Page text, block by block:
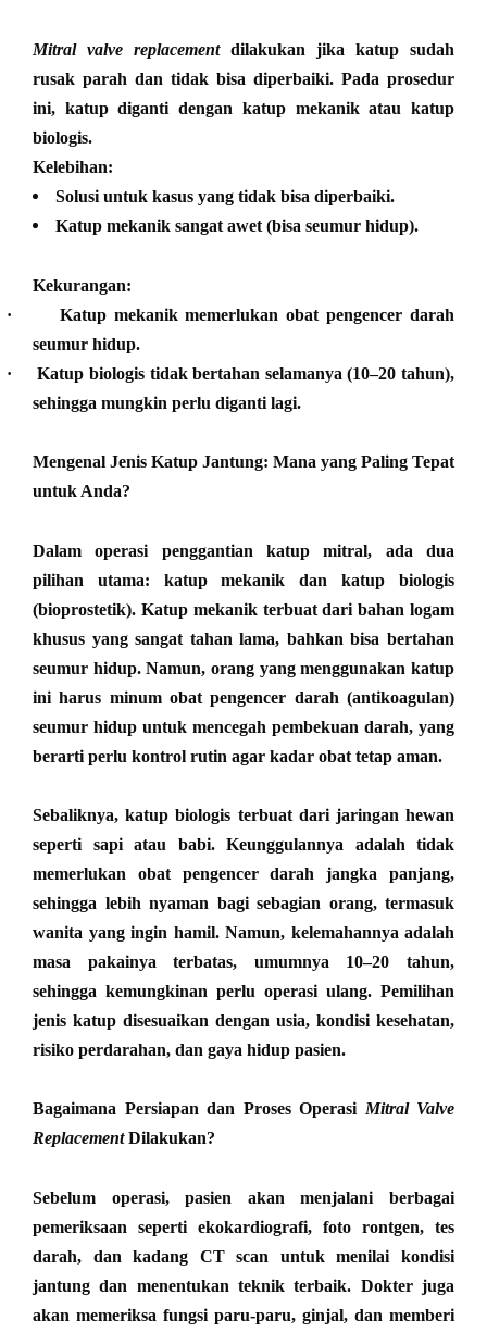
Mitral valve replacementdilakukan jika katup sudah
rusak parah dan tidak bisa diperbaiki. Pada prosedur
ini, katup diganti dengan katup mekanik atau katup
biologis.
Kelebihan:
Solusi untuk kasus yang tidak bisa diperbaiki.
Katup mekanik sangat awet (bisa seumur hidup).
Kekurangan:
·
Katup mekanik memerlukan obat pengencer darah
seumur hidup.
·
Katup biologis tidak bertahan selamanya (10–20 tahun),
sehingga mungkin perlu diganti lagi.
Mengenal Jenis Katup Jantung: Mana yang Paling Tepat
untuk Anda?
Dalam operasi penggantian katup mitral, ada dua
pilihan utama: katup mekanik dan katup biologis
(bioprostetik). Katup mekanik terbuat dari bahan logam
khusus yang sangat tahan lama, bahkan bisa bertahan
seumur hidup. Namun, orang yang menggunakan katup
ini harus minum obat pengencer darah (antikoagulan)
seumur hidup untuk mencegah pembekuan darah, yang
berarti perlu kontrol rutin agar kadar obat tetap aman.
Sebaliknya, katup biologis terbuat dari jaringan hewan
seperti sapi atau babi. Keunggulannya adalah tidak
memerlukan obat pengencer darah jangka panjang,
sehingga lebih nyaman bagi sebagian orang, termasuk
wanita yang ingin hamil. Namun, kelemahannya adalah
masa pakainya terbatas, umumnya 10–20 tahun,
sehingga kemungkinan perlu operasi ulang. Pemilihan
jenis katup disesuaikan dengan usia, kondisi kesehatan,
risiko perdarahan, dan gaya hidup pasien.
Bagaimana Persiapan dan Proses Operasi Mitral Valve
ReplacementDilakukan?
Sebelum operasi, pasien akan menjalani berbagai
pemeriksaan seperti ekokardiografi, foto rontgen, tes
darah, dan kadang CT scan untuk menilai kondisi
jantung dan menentukan teknik terbaik. Dokter juga
akan memeriksa fungsi paru-paru, ginjal, dan memberi